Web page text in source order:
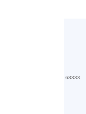
68333